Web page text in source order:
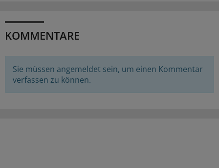
KOMMENTARE
Sie müssen angemeldet sein, um einen Kommentar
verfassen zu können.